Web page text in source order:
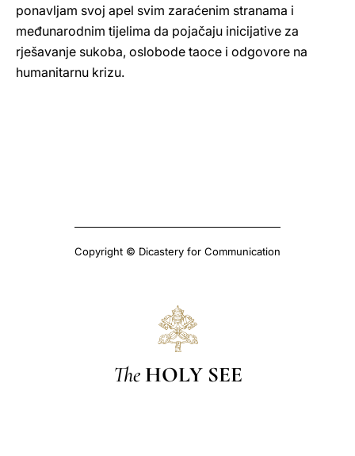
ponavljam svoj apel svim zaraćenim stranama i
međunarodnim tijelima da pojačaju inicijative za
rješavanje sukoba, oslobode taoce i odgovore na
humanitarnu krizu.
Copyright © Dicastery for Communication
The HOLY SEE